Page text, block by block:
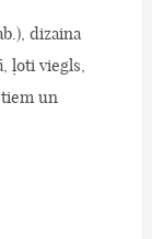
dizaina
ļoti viegls,
un